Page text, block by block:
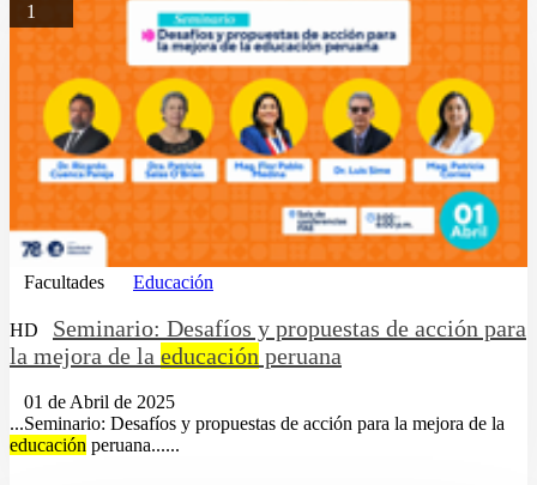
1
Facultades Educación
HD
Seminario: Desafíos y propuestas de acción para
la mejora de la educación peruana
01 de Abril de 2025
...Seminario: Desafíos y propuestas de acción para la mejora de la
educación peruana......